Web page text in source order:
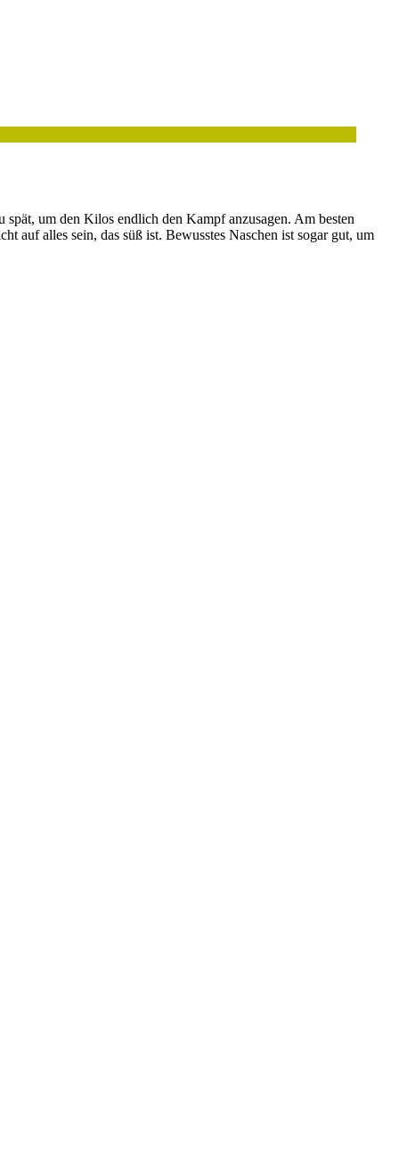
um den Kilos endlich den Kampf anzusagen. Am besten
auf alles sein, das süß ist. Bewusstes Naschen ist sogar gut, um